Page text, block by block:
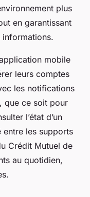
plus
en garantissant
informations.
mobile
leurs comptes
les notifications
que ce soit pour
l’état d’un
les supports
Crédit Mutuel de
au quotidien,